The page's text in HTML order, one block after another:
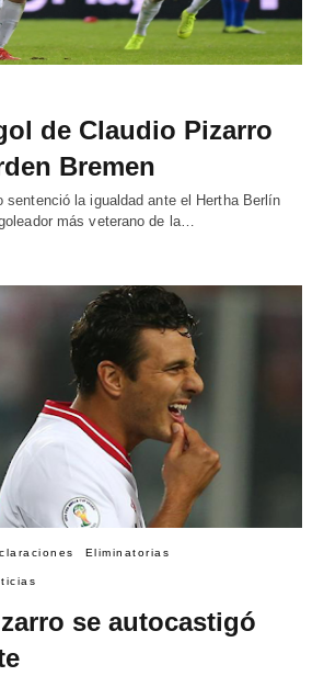
de Claudio Pizarro
Bremen
sentenció la igualdad ante el Hertha Berlín
más veterano de la…
Eliminatorias
se autocastigó